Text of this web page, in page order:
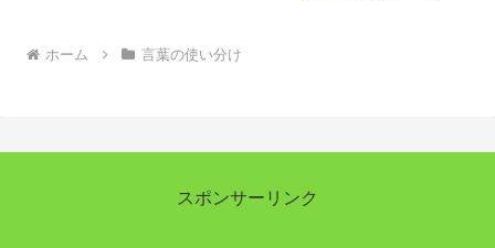
ホーム 言葉の使い分け
スポンサーリンク